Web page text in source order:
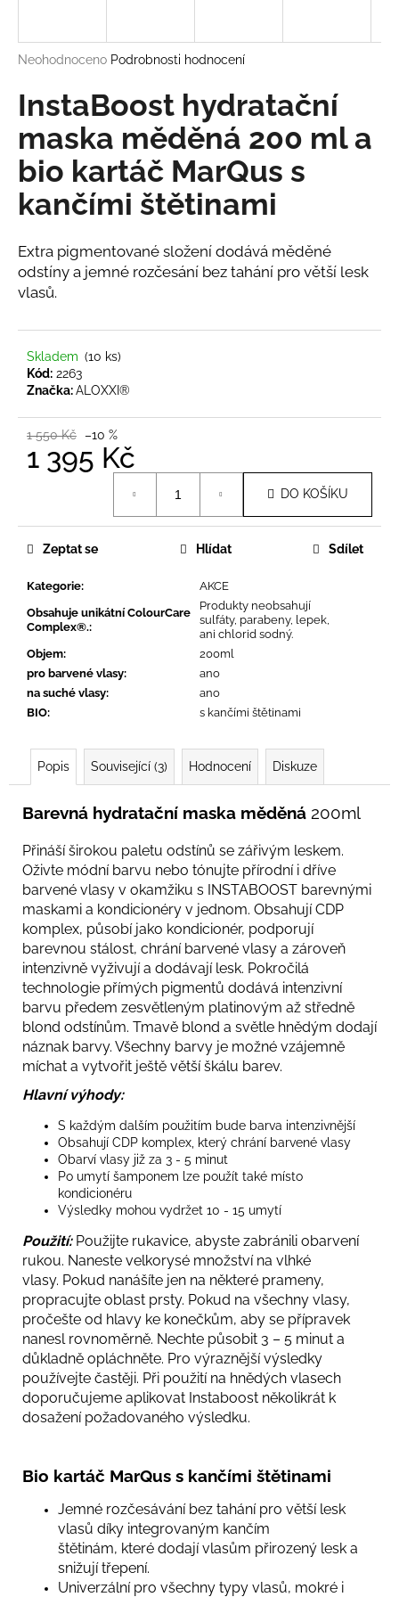
Průměrné
produktu
5
hvězdiček.
Neohodnoceno Podrobnosti hodnocení
InstaBoost hydratační
maska měděná 200 ml a
bio kartáč MarQus s
kančími štětinami
Extra pigmentované složení dodává měděné
odstíny a jemné rozčesání bez tahání pro větší lesk
vlasů.
Skladem (10 ks)
Kód: 2263
Značka:ALOXXI®
1 550 Kč –10 %
1 395 Kč
DO KOŠÍKU
Kategorie:
AKCE
Obsahuje unikátní ColourCare
Complex®.:
Produkty neobsahují
sulfáty, parabeny, lepek,
ani chlorid sodný.
Objem:
200ml
pro barvené vlasy:
ano
na suché vlasy:
ano
BIO: s kančími štětinami
Zeptat se Hlídat Sdílet
Popis Související (3) Hodnocení Diskuze
Barevná hydratační maska měděná 200ml
Přináší širokou paletu odstínů se zářivým leskem.
Oživte módní barvu nebo tónujte přírodní i dříve
barvené vlasy v okamžiku s INSTABOOST barevnými
maskami a kondicionéry v jednom. Obsahují CDP
komplex, působí jako kondicionér, podporují
barevnou stálost, chrání barvené vlasy a zároveň
intenzivně vyživují a dodávají lesk. Pokročilá
technologie přímých pigmentů dodává intenzivní
barvu předem zesvětleným platinovým až středně
blond odstínům. Tmavě blond a světle hnědým dodají
náznak barvy. Všechny barvy je možné vzájemně
míchat a vytvořit ještě větší škálu barev.
Hlavní výhody:
S každým dalším použitím bude barva intenzivnější
Obsahují CDP komplex, který chrání barvené vlasy
Obarví vlasy již za 3 - 5 minut
Po umytí šamponem lze použít také místo
kondicionéru
Výsledky mohou vydržet 10 - 15 umytí
Použití: Použijte rukavice, abyste zabránili obarvení
rukou. Naneste velkorysé množství na vlhké
vlasy. Pokud nanášíte jen na některé prameny,
propracujte oblast prsty. Pokud na všechny vlasy,
pročešte od hlavy ke konečkům, aby se přípravek
nanesl rovnoměrně. Nechte působit 3 – 5 minut a
důkladně opláchněte. Pro výraznější výsledky
používejte častěji. Při použití na hnědých vlasech
doporučujeme aplikovat Instaboost několikrát k
dosažení požadovaného výsledku.
Bio kartáč MarQus s kančími štětinami
Jemné rozčesávání bez tahání pro větší lesk
vlasů díky integrovaným kančím
štětinám, které dodají vlasům přirozený lesk a
snižují třepení.
Univerzální pro všechny typy vlasů, mokré i
j
í
t
?
HLEDAT
D
o
u
č
u
e